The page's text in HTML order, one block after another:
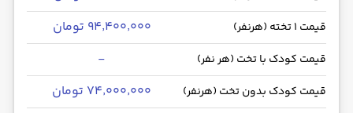
قیمت 1 تخته (هرنفر) ۹۴٬۴۰۰٬۰۰۰ تومان
قیمت کودک با تخت (هر نفر) -
قیمت کودک بدون تخت (هرنفر) ۷۴٬۰۰۰٬۰۰۰ تومان